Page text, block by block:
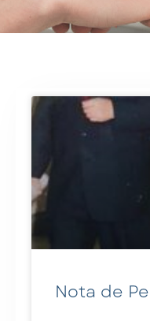
Nota de